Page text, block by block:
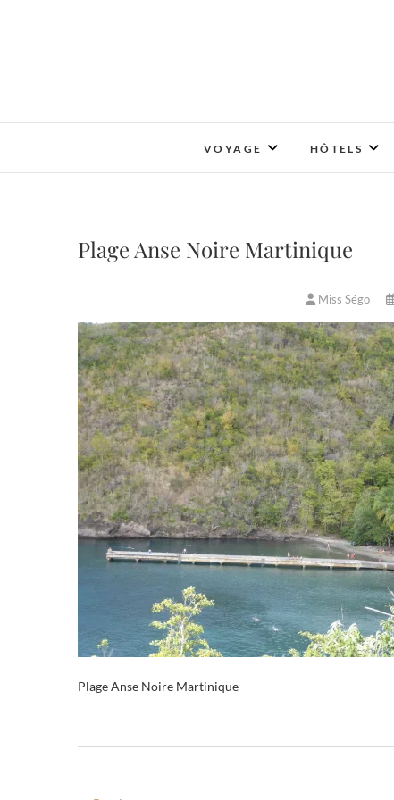
VOYAGE HÔTELS
Plage Anse Noire Martinique
Miss Ségo
Plage Anse Noire Martinique